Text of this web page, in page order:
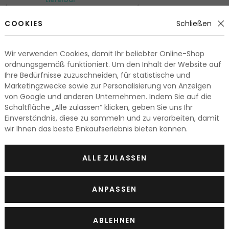
/ 100 g ab 18.40 Fr. / 100 g
Kosmetik Tool und Accessoire und zugleich
schnellen Einsatz und eine diskrete Kontrolle des
wählen, haben Sie IhrAussehen ständig unter
sich durch Form, Design und Größe. Es sind
die das Schminken, das Styling oder einfach auch
– ein Tipp von der Marke Chanel
COOKIES Schließen
Wir verwenden Cookies, damit Ihr beliebter Online-Shop
ordnungsgemäß funktioniert. Um den Inhalt der Website auf
Ihre Bedürfnisse zuzuschneiden, für statistische und
Marketingzwecke sowie zur Personalisierung von Anzeigen
von Google und anderen Unternehmen. Indem Sie auf die
Schaltfläche „Alle zulassen“ klicken, geben Sie uns Ihr
Einverständnis, diese zu sammeln und zu verarbeiten, damit
wir Ihnen das beste Einkaufserlebnis bieten können.
ALLE ZULASSEN
ANPASSEN
ABLEHNEN